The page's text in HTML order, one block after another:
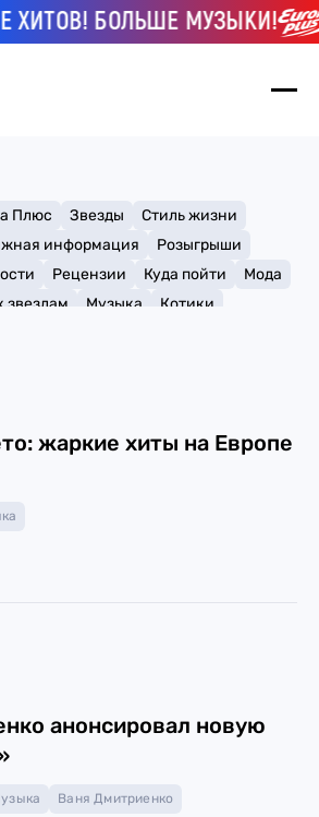
БОЛЬШЕ МУЗЫКИ!
Плюс Звезды
Стиль жизни
информация
Розыгрыши
Рецензии Куда пойти
Мода
звездам Музыка
Котики
жаркие хиты на Европе
анонсировал новую
Ваня Дмитриенко